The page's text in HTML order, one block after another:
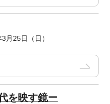
月25日（日）
を映す鏡ー